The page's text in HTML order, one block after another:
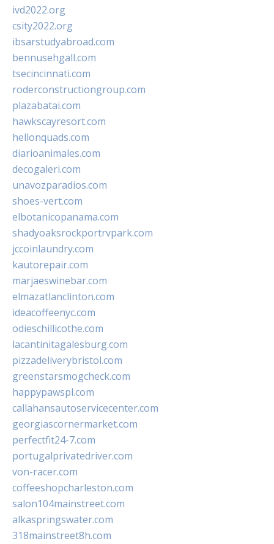
ivd2022.org
csity2022.org
ibsarstudyabroad.com
bennusehgall.com
tsecincinnati.com
roderconstructiongroup.com
plazabatai.com
hawkscayresort.com
hellonquads.com
diarioanimales.com
decogaleri.com
unavozparadios.com
shoes-vert.com
elbotanicopanama.com
shadyoaksrockportrvpark.com
jccoinlaundry.com
kautorepair.com
marjaeswinebar.com
elmazatlanclinton.com
ideacoffeenyc.com
odieschillicothe.com
lacantinitagalesburg.com
pizzadeliverybristol.com
greenstarsmogcheck.com
happypawspl.com
callahansautoservicecenter.com
georgiascornermarket.com
perfectfit24-7.com
portugalprivatedriver.com
von-racer.com
coffeeshopcharleston.com
salon104mainstreet.com
alkaspringswater.com
318mainstreet8h.com